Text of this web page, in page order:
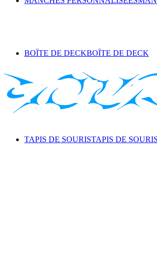
BOÎTE DE DECKBOÎTE DE DECK
TAPIS DE SOURISTAPIS DE SOURIS